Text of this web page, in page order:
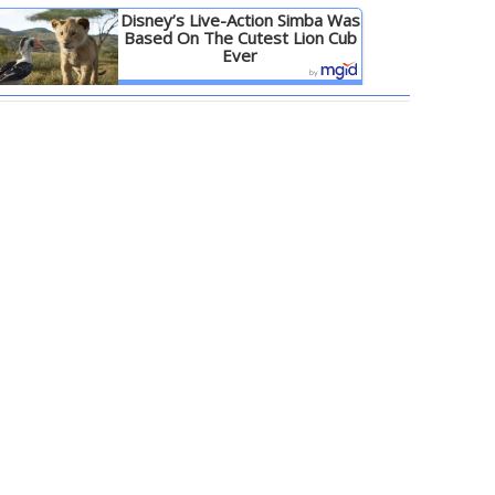
Disney’s Live-Action Simba Was
Based On The Cutest Lion Cub
Ever
Детальніше